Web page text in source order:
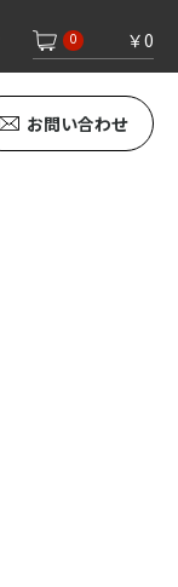
0 ￥0
お問い合わせ